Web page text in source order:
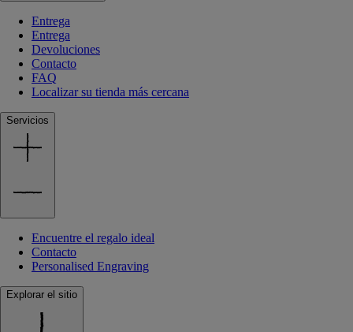
Entrega
Entrega
Devoluciones
Contacto
FAQ
Localizar su tienda más cercana
Servicios
Encuentre el regalo ideal
Contacto
Personalised Engraving
Explorar el sitio